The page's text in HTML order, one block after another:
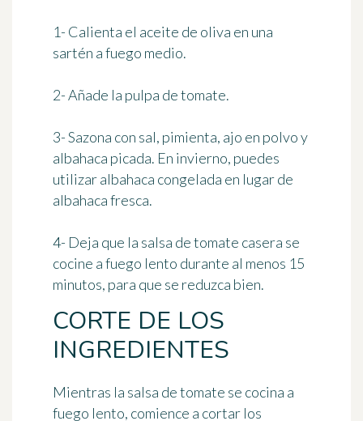
1- Calienta el aceite de oliva en una
sartén a fuego medio.
2- Añade la pulpa de tomate.
3- Sazona con sal, pimienta, ajo en polvo y
albahaca picada. En invierno, puedes
utilizar albahaca congelada en lugar de
albahaca fresca.
4- Deja que la salsa de tomate casera se
cocine a fuego lento durante al menos 15
minutos, para que se reduzca bien.
CORTE DE LOS
INGREDIENTES
Mientras la salsa de tomate se cocina a
fuego lento, comience a cortar los